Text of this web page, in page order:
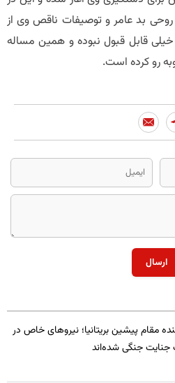
بد عامر و توصیفات ناقص وی از
قابل قبول نبوده و همین مساله
رو کرده است.
ارسال
مقام پیشین بریتانیا؛ نیروهای خاص در
جنایت جنگی شده‌اند